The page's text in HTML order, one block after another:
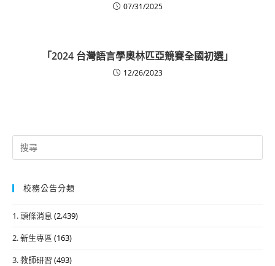
07/31/2025
「2024 台灣語言學奧林匹亞競賽全國初選」
12/26/2023
Search
for:
校務公告分類
1. 頭條消息 (2,439)
2. 新生專區 (163)
3. 教師研習 (493)